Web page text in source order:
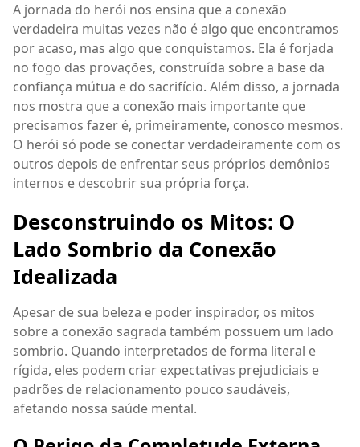
A jornada do herói nos ensina que a conexão
verdadeira muitas vezes não é algo que encontramos
por acaso, mas algo que conquistamos. Ela é forjada
no fogo das provações, construída sobre a base da
confiança mútua e do sacrifício. Além disso, a jornada
nos mostra que a conexão mais importante que
precisamos fazer é, primeiramente, conosco mesmos.
O herói só pode se conectar verdadeiramente com os
outros depois de enfrentar seus próprios demônios
internos e descobrir sua própria força.
Desconstruindo os Mitos: O
Lado Sombrio da Conexão
Idealizada
Apesar de sua beleza e poder inspirador, os mitos
sobre a conexão sagrada também possuem um lado
sombrio. Quando interpretados de forma literal e
rígida, eles podem criar expectativas prejudiciais e
padrões de relacionamento pouco saudáveis,
afetando nossa saúde mental.